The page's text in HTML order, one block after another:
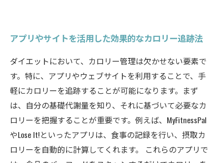
アプリやサイトを活用した効果的なカロリー追跡法
ダイエットにおいて、カロリー管理は欠かせない要素で
す。特に、アプリやウェブサイトを利用することで、手
軽にカロリーを追跡することが可能になります。まず
は、自分の基礎代謝量を知り、それに基づいて必要なカ
ロリーを把握することが重要です。例えば、MyFitnessPal
やLose It!といったアプリは、食事の記録を行い、摂取カ
ロリーを自動的に計算してくれます。 これらのアプリで